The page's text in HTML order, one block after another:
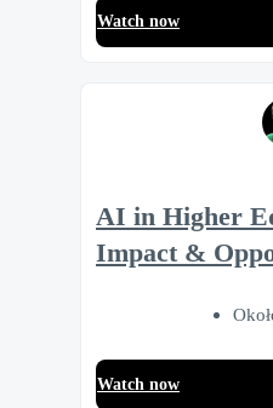
Watch now
AI in Higher
Impact &
Watch now